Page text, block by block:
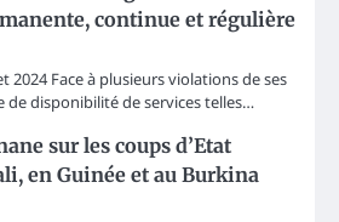
continue et régulière
2024 Face à plusieurs violations de ses
disponibilité de services telles…
sur les coups d’Etat
en Guinée et au Burkina